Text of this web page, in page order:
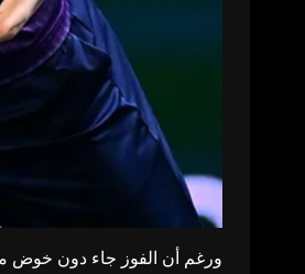
ورغم أن الفوز جاء دون خوض